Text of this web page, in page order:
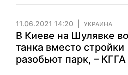
11.06.2021 14:20 УКРАИНА
В Киеве на Шулявке
танка вместо стройки
разобьют парк, – КГГА